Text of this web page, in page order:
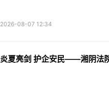
2026-08-07 12:34
炎夏亮剑 护企安民——湘阴法